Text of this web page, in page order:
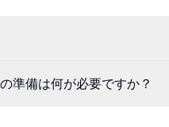
準備は何が必要ですか？